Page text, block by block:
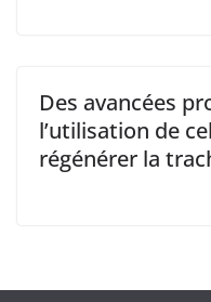
Des avancées
l’utilisation de
régénérer la